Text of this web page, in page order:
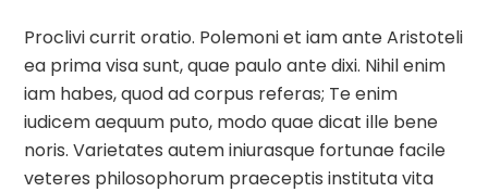
Proclivi currit oratio. Polemoni et iam ante Aristoteli
ea prima visa sunt, quae paulo ante dixi. Nihil enim
iam habes, quod ad corpus referas; Te enim
iudicem aequum puto, modo quae dicat ille bene
noris. Varietates autem iniurasque fortunae facile
veteres philosophorum praeceptis instituta vita